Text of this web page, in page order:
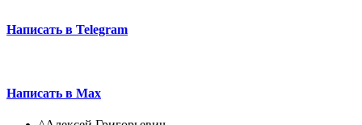
Написать в Telegram
Написать в Max